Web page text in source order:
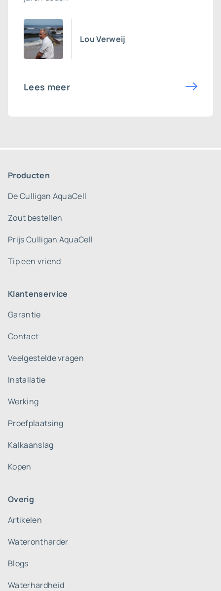
Lou Verweij
Lees meer
Producten
De Culligan AquaCell
Zout bestellen
Prijs Culligan AquaCell
Tip een vriend
Klantenservice
Garantie
Contact
Veelgestelde vragen
Installatie
Werking
Proefplaatsing
Kalkaanslag
Kopen
Overig
Artikelen
Waterontharder
Blogs
Waterhardheid